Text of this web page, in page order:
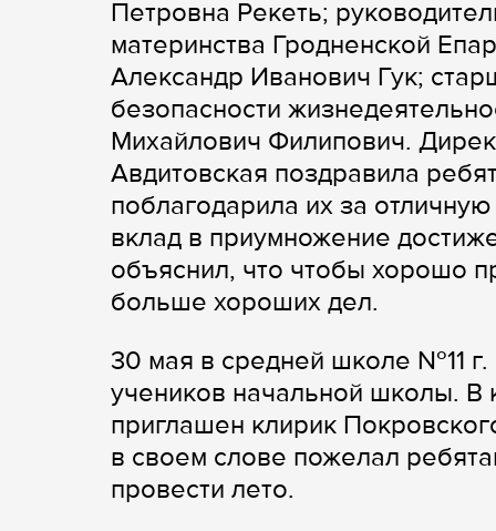
Петровна Рекеть;
материнства Гродненской
Александр Иванович Гук;
безопасности
Михайлович Филипович.
Авдитовская поздравила
поблагодарила их за
вклад в приумножение
объяснил, что чтобы хорошо
больше хороших дел.
30 мая в средней школе №11
учеников начальной школы. В
приглашен клирик
в своем слове пожелал
провести лето.